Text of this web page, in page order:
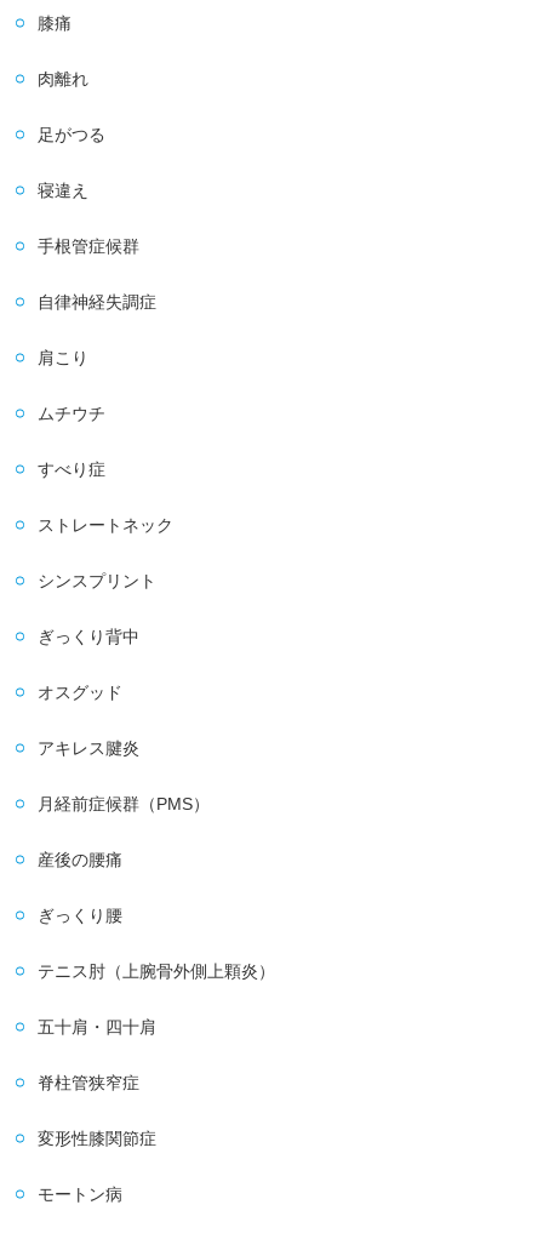
膝痛
肉離れ
足がつる
寝違え
手根管症候群
自律神経失調症
肩こり
ムチウチ
すべり症
ストレートネック
シンスプリント
ぎっくり背中
オスグッド
アキレス腱炎
月経前症候群（PMS）
産後の腰痛
ぎっくり腰
テニス肘（上腕骨外側上顆炎）
五十肩・四十肩
脊柱管狭窄症
変形性膝関節症
モートン病